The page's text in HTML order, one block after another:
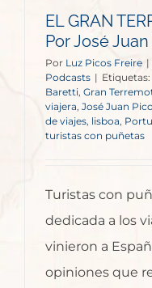
EL GRAN
Por José
Por Luz Picos Freire |
Podcasts | Etiquetas:
Baretti, Gran
viajera, José Juan
de viajes, lisboa,
turistas con puñetas
Turistas con
dedicada a los
vinieron a
opiniones que